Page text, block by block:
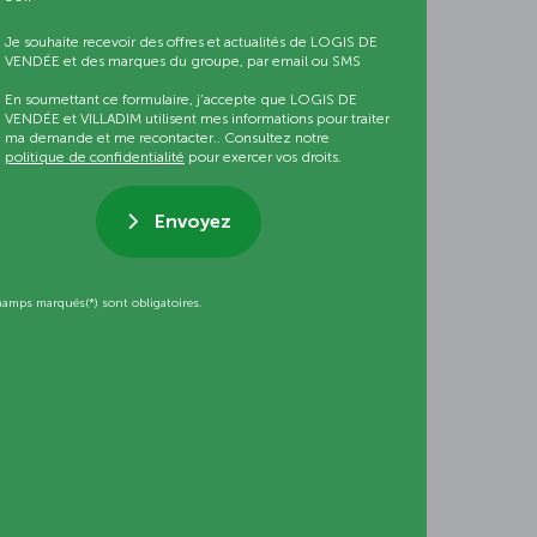
Je souhaite recevoir des offres et actualités de LOGIS DE
VENDÉE et des marques du groupe, par email ou SMS
En soumettant ce formulaire, j’accepte que LOGIS DE
VENDÉE et VILLADIM utilisent mes informations pour traiter
ma demande et me recontacter.. Consultez notre
politique de confidentialité pour exercer vos droits.
Envoyez
marqués(*) sont obligatoires.